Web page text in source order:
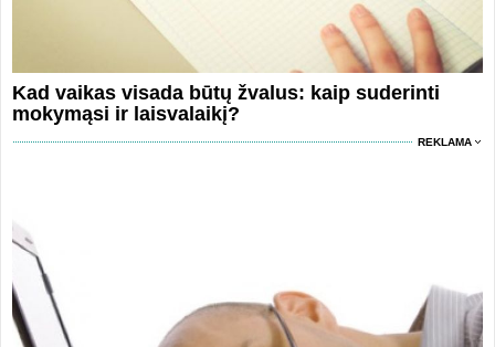
Kad vaikas visada būtų žvalus: kaip suderinti
mokymąsi ir laisvalaikį?
REKLAMA